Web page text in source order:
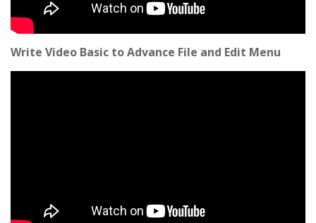
Write Video Basic to Advance File and Edit Menu